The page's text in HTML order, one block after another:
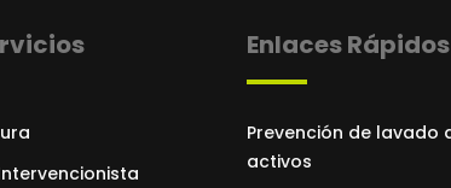
Enlaces Rápidos
Prevención de lavado
activos